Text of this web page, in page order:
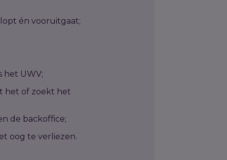
én vooruitgaat;
het UWV;
het of zoekt het
de backoffice;
oog te verliezen.